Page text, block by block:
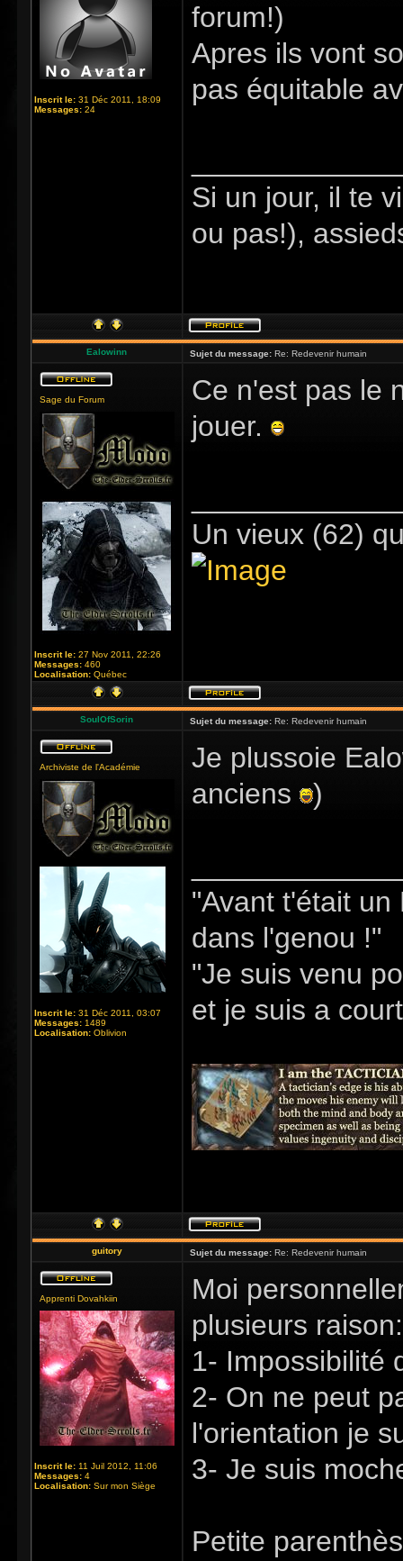
Inscrit le: 31 Déc 2011, 18:09
Messages: 24
forum!)
Apres ils vont
pas équitable
Si un jour, il te
ou pas!),
Ealowinn Sujet du message: Re: Redevenir humain
Sage du Forum
Inscrit le: 27 Nov 2011, 22:26
Messages: 460
Localisation: Québec
Ce n'est pas le
jouer.
Un vieux (62)
SoulOfSorin Sujet du message: Re: Redevenir humain
Archiviste de l'Académie
Inscrit le: 31 Déc 2011, 03:07
Messages: 1489
Localisation: Oblivion
Je plussoie
anciens
)
"Avant t'était
dans l'genou !"
"Je suis venu
et je suis a
guitory Sujet du message: Re: Redevenir humain
Apprenti Dovahkiin
Inscrit le: 11 Juil 2012, 11:06
Messages: 4
Localisation: Sur mon Siège
Moi
plusieurs raison:
1- Impossibilité
2- On ne peut
l'orientation je
3- Je suis
Petite